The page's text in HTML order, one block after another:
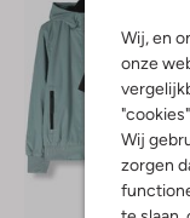
Wij, en
onze
Wij
zorgen